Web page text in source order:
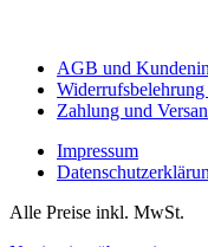
AGB und
Zahlung und
Impressum
Alle Preise inkl. MwSt.